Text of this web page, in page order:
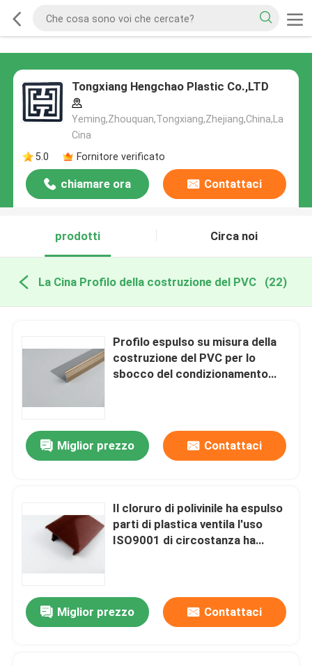
Tongxiang Hengchao Plastic Co.,LTD
Yeming,Zhouquan,Tongxiang,Zhejiang,China,La
Cina
5.0
Fornitore verificato
chiamare ora Contattaci
prodotti Circa noi
La Cina Profilo della costruzione del PVC (22)
Profilo espulso su misura della
costruzione del PVC per lo
sbocco del condizionamento
Miglior prezzo Contattaci
Il cloruro di polivinile ha espulso
parti di plastica ventila l'uso
ISO9001 di circostanza ha
Miglior prezzo Contattaci